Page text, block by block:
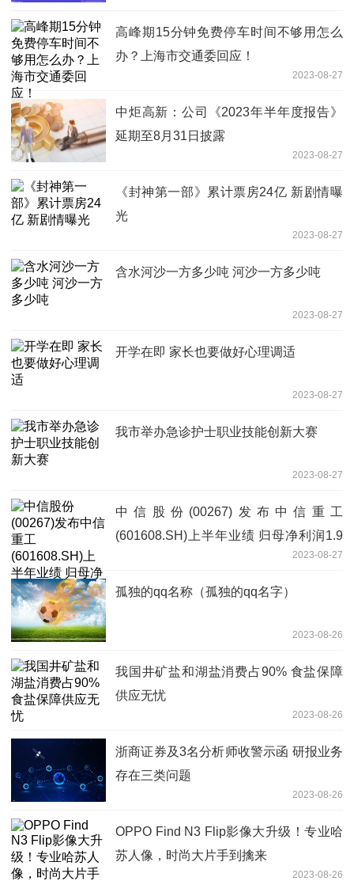
高峰期15分钟免费停车时间不够用怎么
办？上海市交通委回应！
2023-08-27
中炬高新：公司《2023年半年度报告》
延期至8月31日披露
2023-08-27
《封神第一部》累计票房24亿 新剧情曝
光
2023-08-27
含水河沙一方多少吨 河沙一方多少吨
2023-08-27
开学在即 家长也要做好心理调适
2023-08-27
我市举办急诊护士职业技能创新大赛
2023-08-27
中信股份(00267)发布中信重工
(601608.SH)上半年业绩 归母净利润1.9
2023-08-27
孤独的qq名称（孤独的qq名字）
2023-08-26
我国井矿盐和湖盐消费占90% 食盐保障
供应无忧
2023-08-26
浙商证券及3名分析师收警示函 研报业务
存在三类问题
2023-08-26
OPPO Find N3 Flip影像大升级！专业哈
苏人像，时尚大片手到擒来
2023-08-26